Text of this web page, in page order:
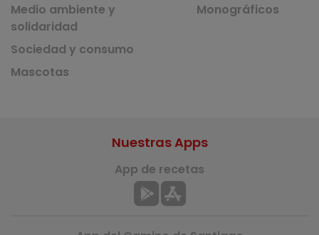
Medio ambiente y
solidaridad
Sociedad y consumo
Mascotas
Monográficos
Nuestras Apps
App de recetas